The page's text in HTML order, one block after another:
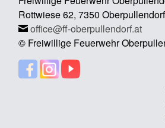
Rottwiese 62, 7350 Oberpullendorf
office@ff-oberpullendorf.at
© Freiwillige Feuerwehr